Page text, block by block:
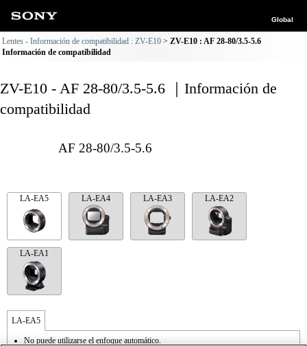
Global
Lentes - Información de compatibilidad : ZV-E10
ZV-E10 : AF 28-80/3.5-5.6
Información de compatibilidad
ZV-E10 - AF 28-80/3.5-5.6 ｜Información de
compatibilidad
AF 28-80/3.5-5.6
LA-EA5 LA-EA4 LA-EA3 LA-EA2
LA-EA1
LA-EA5
No puede utilizarse el enfoque automático.